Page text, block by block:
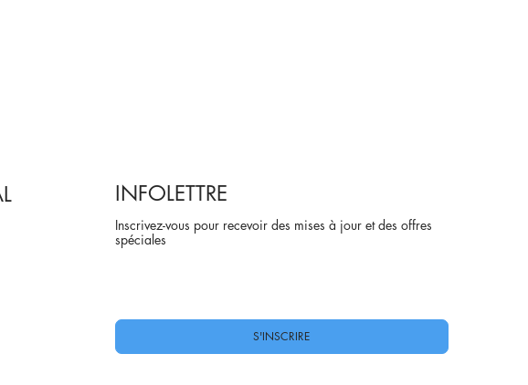
INFOLETTRE
Inscrivez-vous pour recevoir des mises à jour et des offres
spéciales
S'INSCRIRE